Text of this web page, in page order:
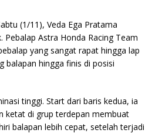
(1/11), Veda Ega Pratama
Astra Honda Racing Team
yang sangat rapat hingga lap
balapan hingga finis di posisi
tinggi. Start dari baris kedua, ia
ketat di grup terdepan membuat
balapan lebih cepat, setelah terjadi